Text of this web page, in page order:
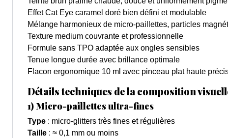
Effet Cat Eye caramel doré bien défini et modulable
Mélange harmonieux de micro-paillettes, particles
Texture medium couvrante et professionnelle
Formule sans TPO adaptée aux ongles sensibles
Tenue longue durée avec brillance optimale
Flacon ergonomique 10 ml avec pinceau plat haute
Détails techniques de la composition
1) Micro-paillettes ultra-fines
Type : micro-glitters très fines et régulières
Taille : ≈ 0,1 mm ou moins